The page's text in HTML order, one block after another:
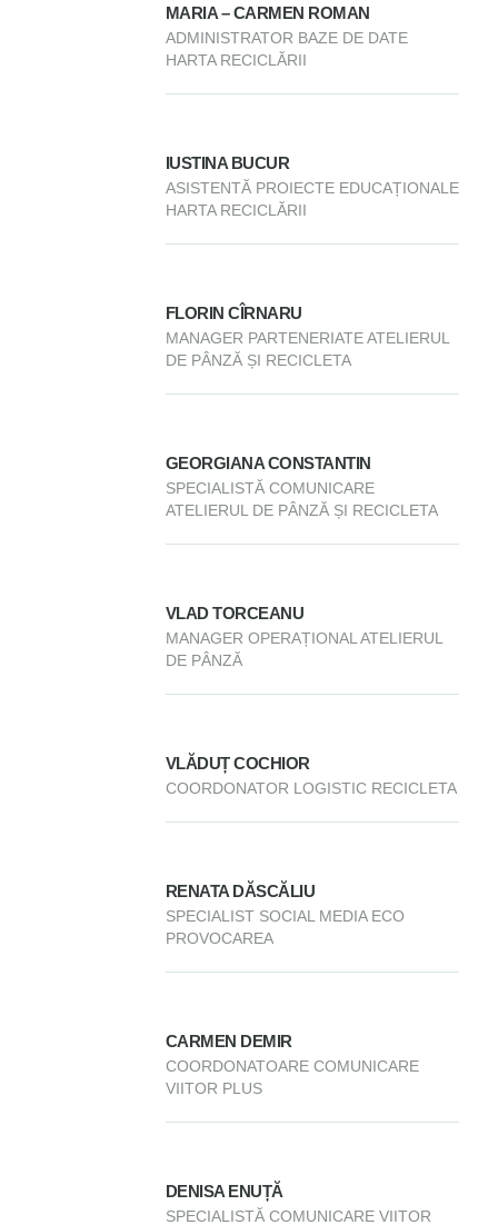
MARIA – CARMEN ROMAN
ADMINISTRATOR BAZE DE DATE
HARTA RECICLĂRII
IUSTINA BUCUR
ASISTENTĂ PROIECTE EDUCAȚIONALE
HARTA RECICLĂRII
FLORIN CÎRNARU
MANAGER PARTENERIATE ATELIERUL
DE PÂNZĂ ȘI RECICLETA
GEORGIANA CONSTANTIN
SPECIALISTĂ COMUNICARE
ATELIERUL DE PÂNZĂ ȘI RECICLETA
VLAD TORCEANU
MANAGER OPERAȚIONAL ATELIERUL
DE PÂNZĂ
VLĂDUȚ COCHIOR
COORDONATOR LOGISTIC RECICLETA
RENATA DĂSCĂLIU
SPECIALIST SOCIAL MEDIA ECO
PROVOCAREA
CARMEN DEMIR
COORDONATOARE COMUNICARE
VIITOR PLUS
DENISA ENUȚĂ
SPECIALISTĂ COMUNICARE VIITOR